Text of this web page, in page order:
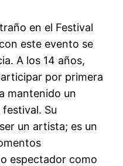
en el Festival
este evento se
A los 14 años,
por primera
mantenido un
Su
un artista; es un
espectador como